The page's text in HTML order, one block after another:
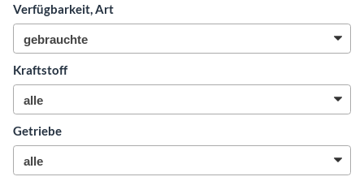
Verfügbarkeit, Art
Kraftstoff
Getriebe